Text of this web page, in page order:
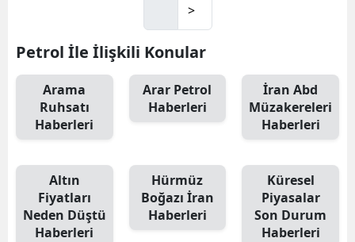
>
Petrol İle İlişkili Konular
Arama
Ruhsatı
Haberleri
Arar Petrol
Haberleri
İran Abd
Müzakereleri
Haberleri
Altın
Fiyatları
Neden Düştü
Haberleri
Hürmüz
Boğazı İran
Haberleri
Küresel
Piyasalar
Son Durum
Haberleri